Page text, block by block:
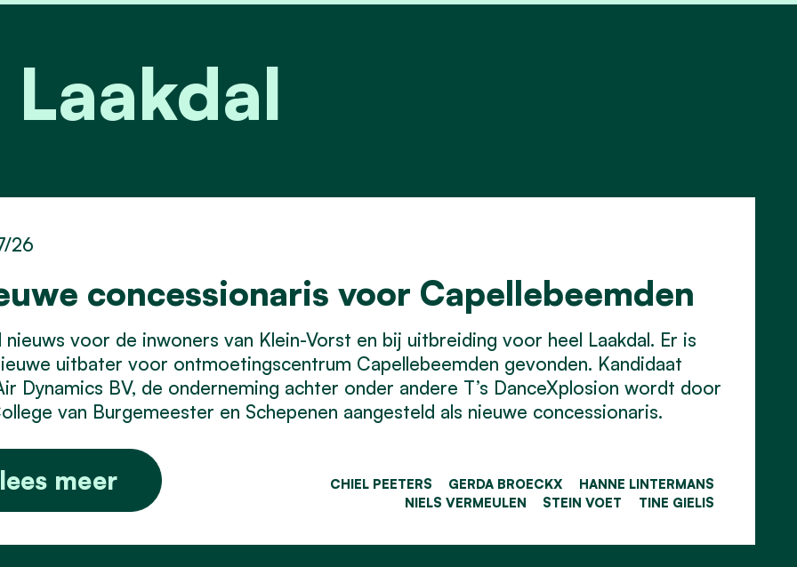
concessionaris voor Capellebeemden
26
nieuws voor de inwoners van Klein-Vorst en bij uitbreiding voor heel Laakdal. Er is
uitbater voor ontmoetingscentrum Capellebeemden gevonden. Kandidaat
Dynamics BV, de onderneming achter onder andere T’s DanceXplosion wordt door
van Burgemeester en Schepenen aangesteld als nieuwe concessionaris.
meer CHIEL PEETERS GERDA BROECKX
HANNE LINTERMANS
NIELS VERMEULEN
STEIN VOET TINE GIELIS